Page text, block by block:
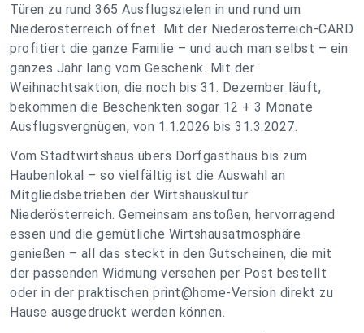
Türen zu rund 365 Ausflugszielen in und rund um
Niederösterreich öffnet. Mit der Niederösterreich-CARD
profitiert die ganze Familie – und auch man selbst – ein
ganzes Jahr lang vom Geschenk. Mit der
Weihnachtsaktion, die noch bis 31. Dezember läuft,
bekommen die Beschenkten sogar 12 + 3 Monate
Ausflugsvergnügen, von 1.1.2026 bis 31.3.2027.
Vom Stadtwirtshaus übers Dorfgasthaus bis zum
Haubenlokal – so vielfältig ist die Auswahl an
Mitgliedsbetrieben der Wirtshauskultur
Niederösterreich. Gemeinsam anstoßen, hervorragend
essen und die gemütliche Wirtshausatmosphäre
genießen – all das steckt in den Gutscheinen, die mit
der passenden Widmung versehen per Post bestellt
oder in der praktischen print@home-Version direkt zu
Hause ausgedruckt werden können.